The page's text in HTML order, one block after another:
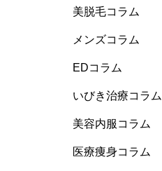
美脱毛コラム
メンズコラム
EDコラム
いびき治療コラム
美容内服コラム
医療痩身コラム